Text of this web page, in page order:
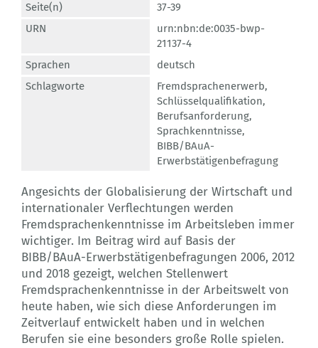
Seite(n)
37-39
URN
urn:nbn:de:0035-bwp-
21137-4
Sprachen
deutsch
Schlagworte
Fremdsprachenerwerb,
Schlüsselqualifikation,
Berufsanforderung,
Sprachkenntnisse,
BIBB/BAuA-
Erwerbstätigenbefragung
Angesichts der Globalisierung der Wirtschaft und
internationaler Verflechtungen werden
Fremdsprachenkenntnisse im Arbeitsleben immer
wichtiger. Im Beitrag wird auf Basis der
BIBB/BAuA-Erwerbstätigenbefragungen 2006, 2012
und 2018 gezeigt, welchen Stellenwert
Fremdsprachenkenntnisse in der Arbeitswelt von
heute haben, wie sich diese Anforderungen im
Zeitverlauf entwickelt haben und in welchen
Berufen sie eine besonders große Rolle spielen.